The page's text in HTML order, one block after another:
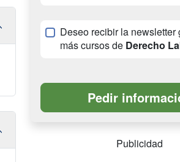
Deseo recibir la newsletter
más cursos de Derecho
Publicidad